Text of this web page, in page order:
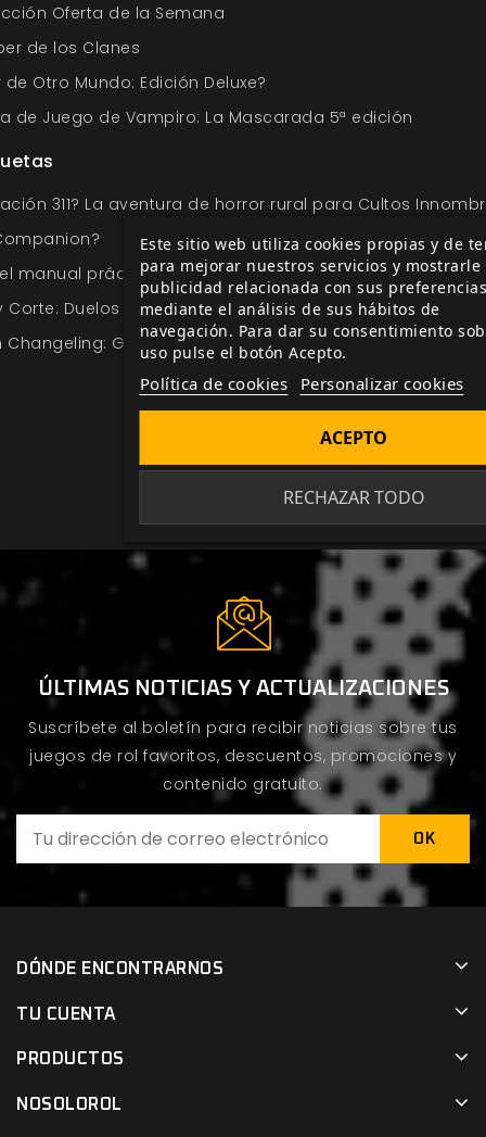
Oferta de la Semana
de los Clanes
Otro Mundo: Edición Deluxe?
de Juego de Vampiro: La Mascarada 5ª edición
311? La aventura de horror rural para Cultos
el manual práctico de las Esferas de Mago 20
Corte: Duelos y Quebrantos?
Changeling: Guía del Jugador
ÚLTIMAS NOTICIAS Y ACTUALIZACIONES
Suscríbete al boletín para recibir noticias sobre tus
juegos de rol favoritos, descuentos, promociones y
contenido gratuito.
DÓNDE ENCONTRARNOS
TU CUENTA
PRODUCTOS
NOSOLOROL
Este sitio web utiliza cookies propias y de
para mejorar nuestros servicios y mostrarle
publicidad relacionada con sus preferencias
mediante el análisis de sus hábitos de
navegación. Para dar su consentimiento
uso pulse el botón Acepto.
Política de cookies Personalizar cookies
RECHAZAR TODO
ACEPTO